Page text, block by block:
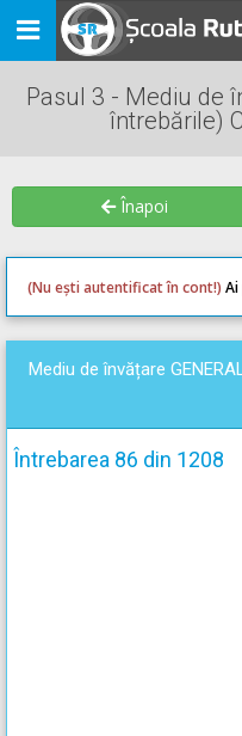
Toggle
navigation
Pasul 3 - Mediu de
întrebările)
Înapoi
(Nu ești autentificat în cont!) Ai
Mediu de învățare
Întrebarea 86 din 1208